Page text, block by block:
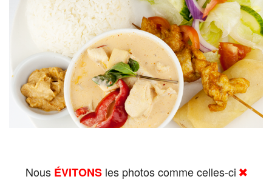
Nous ÉVITONSles photos comme celles-ci